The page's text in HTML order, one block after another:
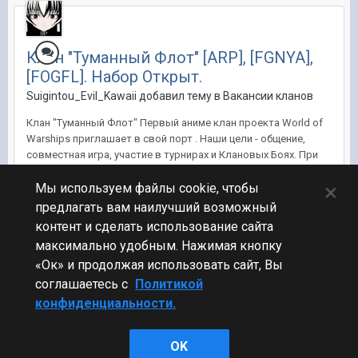
Клан "Туманный Флот" [ARP], [FGNYA],
[FOGFL]. Набор Открыт.
Suigintou_Evil_Kawaii добавил тему в Вакансии кланов
Клан "Туманный Флот" Первый аниме клан проекта World of
Warships приглашает в свой порт . Наши цели - общение,
совместная игра, участие в турнирах и Клановых Боях. При
принимать в ней участие. Ещё у нас...
31 авг 2015, 23:32:06
27 960 ответов
86
Стиль
Мы используем файлы cookie, чтобы
предлагать вам наилучший возможный
контент и сделать использование сайта
максимально удобным. Нажимая кнопку
«Ок» и продолжая использовать сайт, Вы
соглашаетесь с Политикой
конфиденциальности.
OK
×